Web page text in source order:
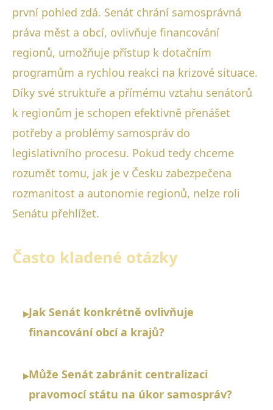
první pohled zdá. Senát chrání samosprávná
práva měst a obcí, ovlivňuje financování
regionů, umožňuje přístup k dotačním
programům a rychlou reakci na krizové situace.
Díky své struktuře a přímému vztahu senátorů
k regionům je schopen efektivně přenášet
potřeby a problémy samospráv do
legislativního procesu. Pokud tedy chceme
rozumět tomu, jak je v Česku zabezpečena
rozmanitost a autonomie regionů, nelze roli
Senátu přehlížet.
Často kladené otázky
▸Jak Senát konkrétně ovlivňuje
financování obcí a krajů?
▸Může Senát zabránit centralizaci
pravomocí státu na úkor samospráv?